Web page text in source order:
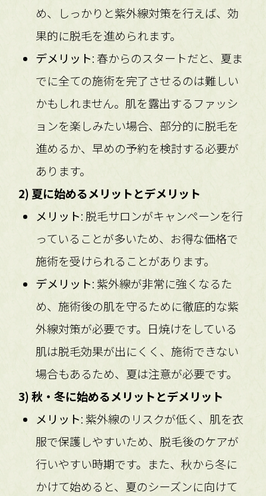
め、しっかりと紫外線対策を行えば、効
果的に脱毛を進められます。
デメリット: 春からのスタートだと、夏ま
でに全ての施術を完了させるのは難しい
かもしれません。肌を露出するファッシ
ョンを楽しみたい場合、部分的に脱毛を
進めるか、早めの予約を検討する必要が
あります。
2) 夏に始めるメリットとデメリット
メリット: 脱毛サロンがキャンペーンを行
っていることが多いため、お得な価格で
施術を受けられることがあります。
デメリット: 紫外線が非常に強くなるた
め、施術後の肌を守るために徹底的な紫
外線対策が必要です。日焼けをしている
肌は脱毛効果が出にくく、施術できない
場合もあるため、夏は注意が必要です。
3) 秋・冬に始めるメリットとデメリット
メリット: 紫外線のリスクが低く、肌を衣
服で保護しやすいため、脱毛後のケアが
行いやすい時期です。また、秋から冬に
かけて始めると、夏のシーズンに向けて